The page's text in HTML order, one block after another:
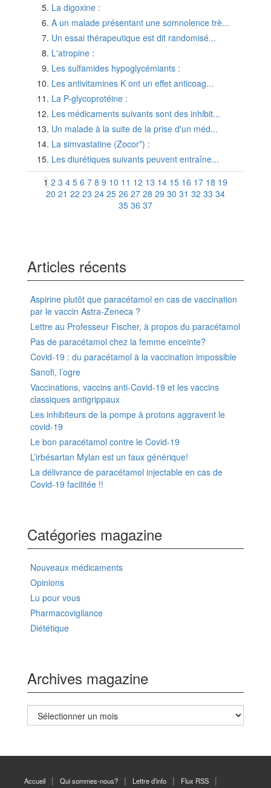
La digoxine :
A un malade présentant une somnolence trè...
Un essai thérapeutique est dit randomisé...
L'atropine :
Les sulfamides hypoglycémiants :
Les antivitamines K ont un effet anticoag...
La P-glycoprotéine :
Les médicaments suivants sont des inhibit...
Un malade à la suite de la prise d'un méd...
La simvastatine (Zocor*) :
Les diurétiques suivants peuvent entraîne...
1 2 3 4 5 6 7 8 9 10 11 12 13 14 15 16 17 18 19
20 21 22 23 24 25 26 27 28 29 30 31 32 33 34
35 36 37
Articles récents
Aspirine plutôt que paracétamol en cas de vaccination
par le vaccin Astra-Zeneca ?
Lettre au Professeur Fischer, à propos du paracétamol
Pas de paracétamol chez la femme enceinte?
Covid-19 : du paracétamol à la vaccination impossible
Sanofi, l’ogre
Vaccinations, vaccins anti-Covid-19 et les vaccins
classiques antigrippaux
Les inhibiteurs de la pompe à protons aggravent le
covid-19
Le bon paracétamol contre le Covid-19
L’irbésartan Mylan est un faux générique!
La délivrance de paracétamol injectable en cas de
Covid-19 facilitée !!
Catégories magazine
Nouveaux médicaments
Opinions
Lu pour vous
Pharmacovigilance
Diététique
Archives magazine
Archives
magazine
Accueil Qui sommes-nous? Lettre d’info Flux RSS